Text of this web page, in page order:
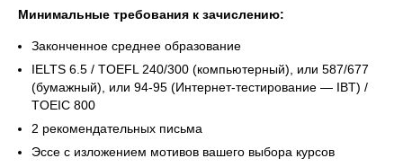
Минимальные требования к зачислению:
Законченное среднее образование
IELTS 6.5 / TOEFL 240/300 (компьютерный), или 587/677
(бумажный), или 94-95 (Интернет-тестирование — IBT) /
TOEIC 800
2 рекомендательных письма
Эссе с изложением мотивов вашего выбора курсов